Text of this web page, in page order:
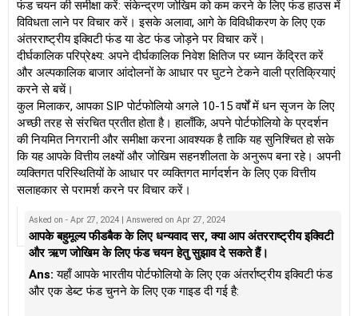
फंड चयन की समीक्षा करें: संकेन्द्रण जोखिम को कम करने के लिए फंड हाउस में
विविधता लाने पर विचार करें। इसके अलावा, आगे के विविधीकरण के लिए एक
अंतरराष्ट्रीय इक्विटी फंड या डेट फंड जोड़ने पर विचार करें।
दीर्घकालिक परिप्रेक्ष्य: अपने दीर्घकालिक निवेश क्षितिज पर ध्यान केंद्रित करें
और अल्पकालिक बाजार आंदोलनों के आधार पर घुटने टेकने वाली प्रतिक्रियाएं
करने से बचें।
कुल मिलाकर, आपका SIP पोर्टफोलियो अगले 10-15 वर्षों में धन सृजन के लिए
अच्छी तरह से संरचित प्रतीत होता है। हालाँकि, अपने पोर्टफोलियो के प्रदर्शन
की नियमित निगरानी और समीक्षा करना आवश्यक है ताकि यह सुनिश्चित हो सके
कि यह आपके वित्तीय लक्ष्यों और जोखिम सहनशीलता के अनुरूप बना रहे। अपनी
व्यक्तिगत परिस्थितियों के आधार पर व्यक्तिगत मार्गदर्शन के लिए एक वित्तीय
सलाहकार से परामर्श करने पर विचार करें।
Asked on - Apr 27, 2024 | Answered on Apr 27, 2024
आपके बहुमूल्य फीडबैक के लिए धन्यवाद सर, क्या आप अंतरराष्ट्रीय इक्विटी
और ऋण जोखिम के लिए फंड चयन हेतु सुझाव दे सकते हैं।
Ans: यहाँ आपके भारतीय पोर्टफोलियो के लिए एक अंतर्राष्ट्रीय इक्विटी फंड
और एक डेब्ट फंड चुनने के लिए एक गाइड दी गई है: